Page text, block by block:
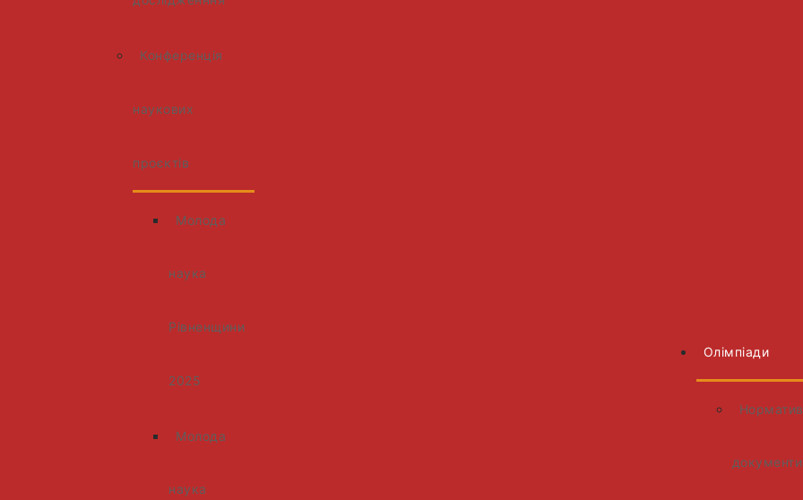
Конференція
наукових
проєктів
Молода
наука
Рівненщини
2025
Молода
наука
Олімпіади
документи